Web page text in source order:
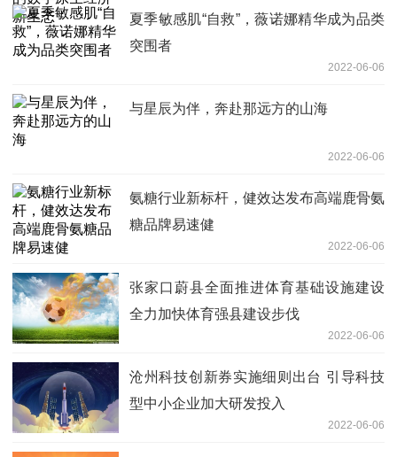
夏季敏感肌“自救”，薇诺娜精华成为品类
突围者
2022-06-06
与星辰为伴，奔赴那远方的山海
2022-06-06
氨糖行业新标杆，健效达发布高端鹿骨氨
糖品牌易速健
2022-06-06
张家口蔚县全面推进体育基础设施建设
全力加快体育强县建设步伐
2022-06-06
沧州科技创新券实施细则出台 引导科技
型中小企业加大研发投入
2022-06-06